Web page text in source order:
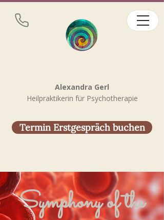
Alexandra Gerl
Heilpraktikerin für Psychotherapie
Termin Erstgespräch buchen
Symphony of the